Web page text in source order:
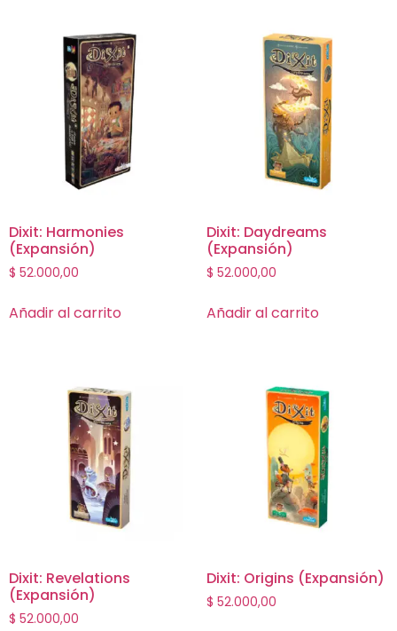
Dixit: Harmonies
(Expansión)
$ 52.000,00
Añadir al carrito
Dixit: Daydreams
(Expansión)
$ 52.000,00
Añadir al carrito
Dixit: Revelations
(Expansión)
$ 52.000,00
Dixit: Origins (Expansión)
$ 52.000,00